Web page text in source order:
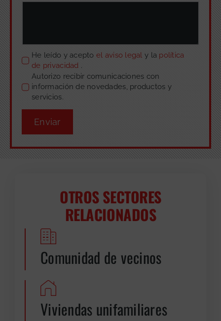
He leído y acepto el aviso legaly la política
de privacidad .
Autorizo recibir comunicaciones con
información de novedades, productos y
servicios.
Enviar
OTROS SECTORES
RELACIONADOS
Comunidad de vecinos
Viviendas unifamiliares